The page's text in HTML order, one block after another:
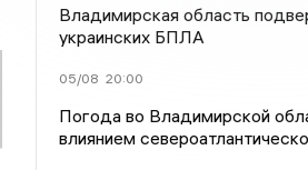
Владимирская область
украинских БПЛА
05/08 20:00
Погода во Владимирской
влиянием